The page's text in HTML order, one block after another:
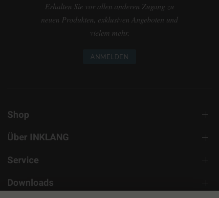
Erhalten Sie vor allen anderen Zugang zu
neuen Produkten, exklusiven Angeboten und
vielem mehr.
ANMELDEN
Shop
Über INKLANG
Service
Downloads